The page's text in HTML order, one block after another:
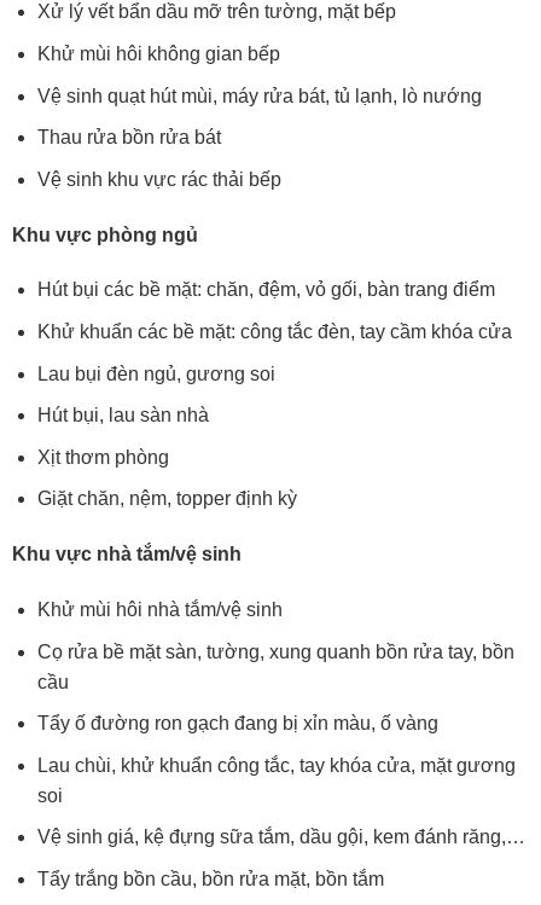
Xử lý vết bẩn dầu mỡ trên tường, mặt bếp
Khử mùi hôi không gian bếp
Vệ sinh quạt hút mùi, máy rửa bát, tủ lạnh, lò nướng
Thau rửa bồn rửa bát
Vệ sinh khu vực rác thải bếp
Khu vực phòng ngủ
Hút bụi các bề mặt: chăn, đệm, vỏ gối, bàn trang điểm
Khử khuẩn các bề mặt: công tắc đèn, tay cầm khóa cửa
Lau bụi đèn ngủ, gương soi
Hút bụi, lau sàn nhà
Xịt thơm phòng
Giặt chăn, nệm, topper định kỳ
Khu vực n hà tắm/vệ sinh
Khử mùi hôi nhà tắm/vệ sinh
Cọ rửa bề mặt sàn, tường, xung quanh bồn rửa tay, bồn
cầu
Tẩy ố đường ron gạch đang bị xỉn màu, ố vàng
Lau chùi, khử khuẩn công tắc, tay khóa cửa, mặt gương
soi
Vệ sinh giá, kệ đựng sữa tắm, dầu gội, kem đánh răng,…
Tẩy trắng bồn cầu, bồn rửa mặt, bồn tắm